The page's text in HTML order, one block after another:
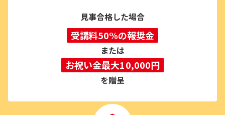
見事合格した場合
受講料50%の報奨金
または
お祝い金最大10,000円
を贈呈